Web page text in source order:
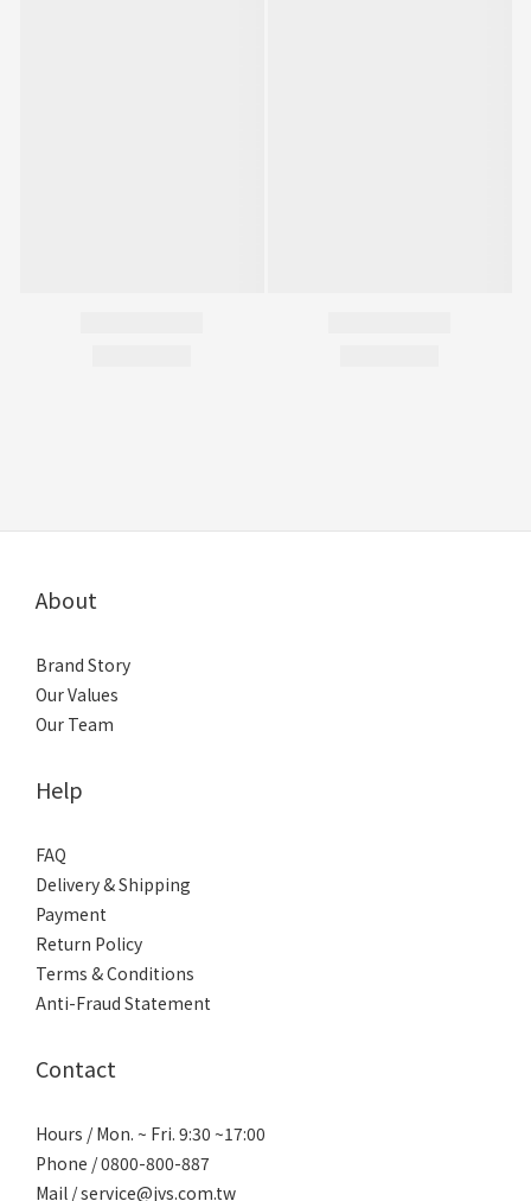
About
Brand Story
Our Values
Our Team
Help
FAQ
Delivery & Shipping
Payment
Return Policy
Terms & Conditions
Anti-Fraud Statement
Contact
Hours / Mon. ~ Fri. 9:30 ~17:00
Phone / 0800-800-887
Mail / service@jvs.com.tw